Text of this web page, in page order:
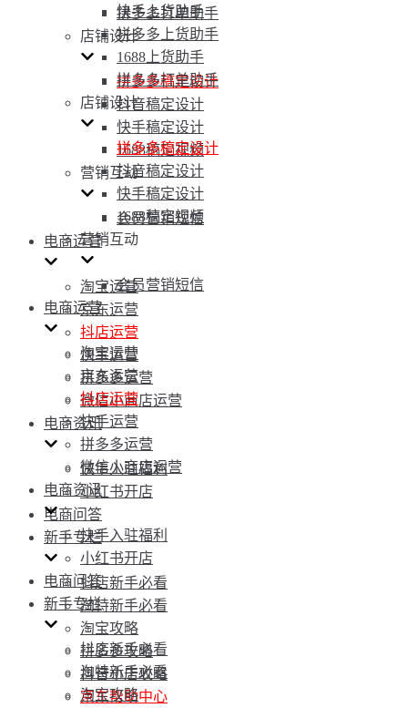
拼多多打单助手
店铺设计
拼多多稿定设计
抖音稿定设计
快手稿定设计
1688稿定视频
营销互动
会员营销短信
电商运营
淘宝运营
京东运营
抖店运营
快手运营
拼多多运营
微信小商店运营
电商资讯
快手入驻福利
小红书开店
电商问答
新手专栏
抖店新手必看
淘特新手必看
淘宝攻略
拼多多攻略
抖音小店攻略
京东帮助中心
快手上货助手
拼多多上货助手
1688上货助手
拼多多打单助手
店铺设计
拼多多稿定设计
抖音稿定设计
快手稿定设计
1688稿定视频
营销互动
会员营销短信
电商运营
淘宝运营
京东运营
抖店运营
快手运营
拼多多运营
微信小商店运营
电商资讯
快手入驻福利
小红书开店
电商问答
新手专栏
抖店新手必看
淘特新手必看
淘宝攻略